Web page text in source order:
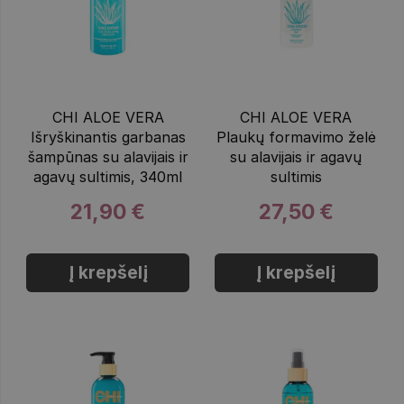
CHI ALOE VERA
Išryškinantis garbanas
šampūnas su alavijais ir
agavų sultimis, 340ml
21,90 €
Į krepšelį
CHI ALOE VERA
Plaukų formavimo želė
su alavijais ir agavų
sultimis
27,50 €
Į krepšelį